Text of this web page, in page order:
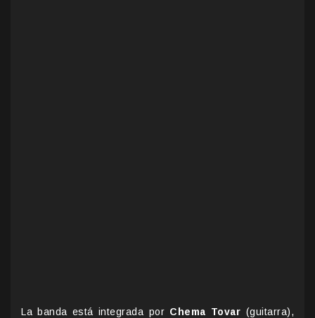
La banda está integrada por Chema Tovar (guitarra),